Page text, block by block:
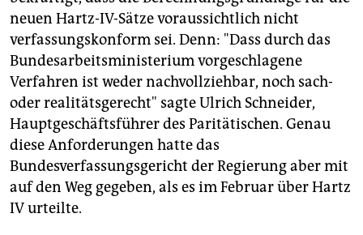
abo
genossenschaft
epaper login
neuen Hartz-IV-Sätze voraussichtlich nicht
verfassungskonform sei. Denn: "Dass durch das
Bundesarbeitsministerium vorgeschlagene
Verfahren ist weder nachvollziehbar, noch sach-
oder realitätsgerecht" sagte Ulrich Schneider,
Hauptgeschäftsführer des Paritätischen. Genau
diese Anforderungen hatte das
Bundesverfassungsgericht der Regierung aber mit
auf den Weg gegeben, als es im Februar über Hartz
IV urteilte.